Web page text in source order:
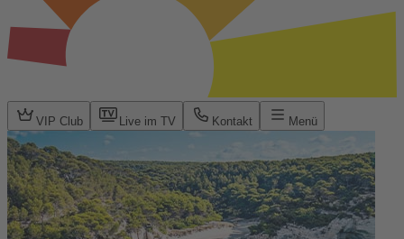
VIP Club Live im TV Kontakt Menü